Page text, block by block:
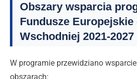
Obszary wsparcia
Fundusze
Wschodniej 2021-2027
W programie przewidziano
obszarach: